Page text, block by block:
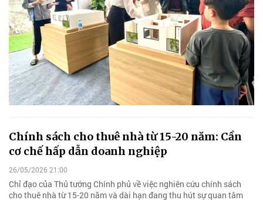
Chính sách cho thuê nhà từ 15-20 năm: Cần
cơ chế hấp dẫn doanh nghiệp
26/05/2026 21:00
Chỉ đạo của Thủ tướng Chính phủ về việc nghiên cứu chính sách
cho thuê nhà từ 15-20 năm và dài hạn đang thu hút sự quan tâm